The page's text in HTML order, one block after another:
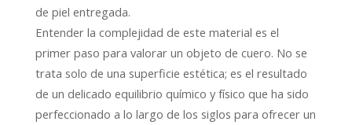
de piel entregada.
Entender la complejidad de este material es el
primer paso para valorar un objeto de cuero. No se
trata solo de una superficie estética; es el resultado
de un delicado equilibrio químico y físico que ha sido
perfeccionado a lo largo de los siglos para ofrecer un